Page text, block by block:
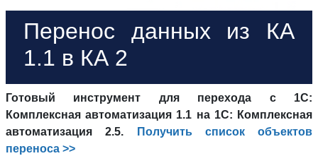
Перенос данных из КА
1.1 в КА 2
Готовый инструмент для перехода с 1С:
Комплексная автоматизация 1.1 на 1С: Комплексная
автоматизация 2.5.
Получить список объектов
переноса >>